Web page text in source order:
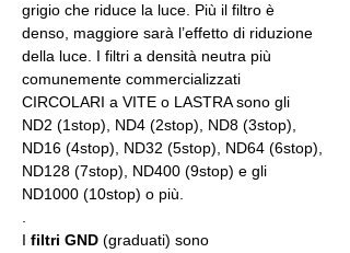
grigio che riduce la luce. Più il filtro è
denso, maggiore sarà l’effetto di riduzione
della luce. I filtri a densità neutra più
comunemente commercializzati
CIRCOLARI a VITE o LASTRA sono gli
ND2 (1stop), ND4 (2stop), ND8 (3stop),
ND16 (4stop), ND32 (5stop), ND64 (6stop),
ND128 (7stop), ND400 (9stop) e gli
ND1000 (10stop) o più.
I filtri GND (graduati) sono